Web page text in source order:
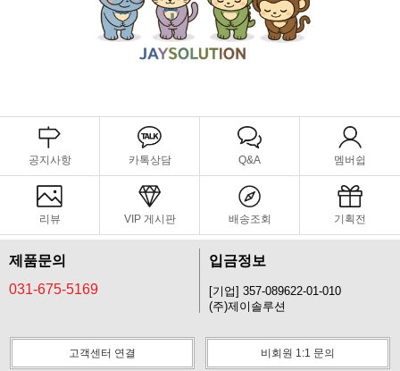
공지사항 카톡상담 Q&A 멤버쉽
리뷰 VIP 게시판 배송조회 기획전
제품문의
031-675-5169
입금정보
[기업] 357-089622-01-010
(주)제이솔루션
고객센터 연결 비회원 1:1 문의